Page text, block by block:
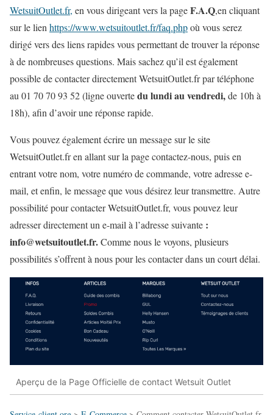
WetsuitOutlet.fr, en vous dirigeant vers la pageF.A.Q,en cliquant
sur le lien https://www.wetsuitoutlet.fr/faq.phpoù vous serez
dirigé vers des liens rapides vous permettant de trouver la réponse
à de nombreuses questions. Mais sachez qu’il est également
possible de contacter directement WetsuitOutlet.fr par téléphone
au 01 70 70 93 52(ligne ouvertedu lundi au vendredi,de 10h à
18h), afin d’avoir une réponse rapide.
Vous pouvez également écrire un message sur le site
WetsuitOutlet.fr en allant sur la page contactez-nous, puis en
entrant votre nom, votre numéro de commande, votre adresse e-
mail, et enfin, le message que vous désirez leur transmettre. Autre
possibilité pour contacter WetsuitOutlet.fr, vous pouvez leur
adresser directement un e-mail à l’adresse suivante :
info@wetsuitoutlet.fr.Comme nous le voyons, plusieurs
possibilités s’offrent à nous pour les contacter dans un court délai.
Aperçu de la Page Officielle de contact Wetsuit Outlet